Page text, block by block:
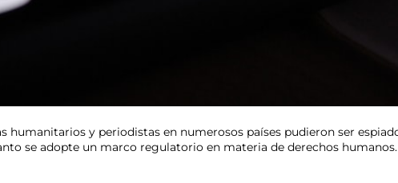
humanitarios y periodistas en numerosos países pudieron ser
se adopte un marco regulatorio en materia de derechos